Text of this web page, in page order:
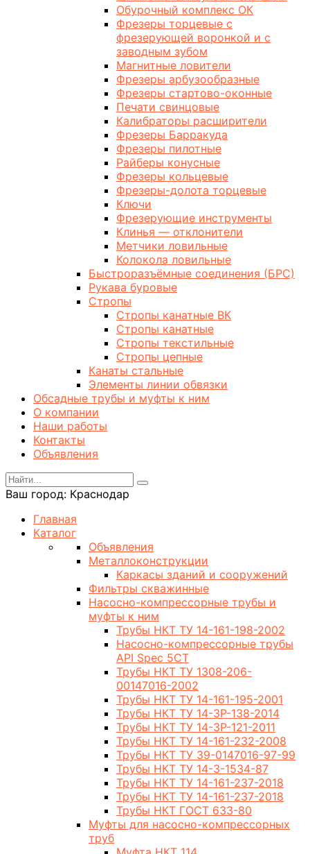
Обурочный комплекс ОК
Фрезеры торцевые с
фрезерующей воронкой и с
заводным зубом
Магнитные ловители
Фрезеры арбузообразные
Фрезеры стартово-оконные
Печати свинцовые
Калибраторы расширители
Фрезеры Барракуда
Фрезеры пилотные
Райберы конусные
Фрезеры кольцевые
Фрезеры-долота торцевые
Ключи
Фрезерующие инструменты
Клинья — отклонители
Метчики ловильные
Колокола ловильные
Быстроразъёмные соединения (БРС)
Рукава буровые
Стропы
Стропы канатные ВК
Стропы канатные
Стропы текстильные
Стропы цепные
Канаты стальные
Элементы линии обвязки
Обсадные трубы и муфты к ним
О компании
Наши работы
Контакты
Объявления
Ваш город: Краснодар
Главная
Каталог
Объявления
Металлоконструкции
Каркасы зданий и сооружений
Фильтры скважинные
Насосно-компрессорные трубы и
муфты к ним
Трубы НКТ ТУ 14-161-198-2002
Насосно-компрессорные трубы
API Spec 5CT
Трубы НКТ ТУ 1308-206-
00147016-2002
Трубы НКТ ТУ 14-161-195-2001
Трубы НКТ ТУ 14-3Р-138-2014
Трубы НКТ ТУ 14-3Р-121-2011
Трубы НКТ ТУ 14-161-232-2008
Трубы НКТ ТУ 39-0147016-97-99
Трубы НКТ ТУ 14-3-1534-87
Трубы НКТ ТУ 14-161-237-2018
Трубы НКТ ТУ 14-161-237-2018
Трубы НКТ ГОСТ 633-80
Муфты для насосно-компрессорных
труб